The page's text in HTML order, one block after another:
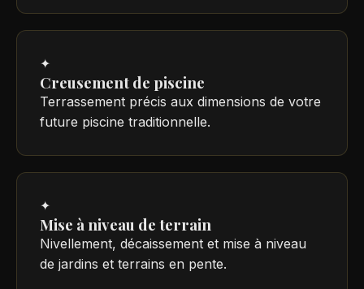
✦
Creusement de piscine
Terrassement précis aux dimensions de votre
future piscine traditionnelle.
✦
Mise à niveau de terrain
Nivellement, décaissement et mise à niveau
de jardins et terrains en pente.